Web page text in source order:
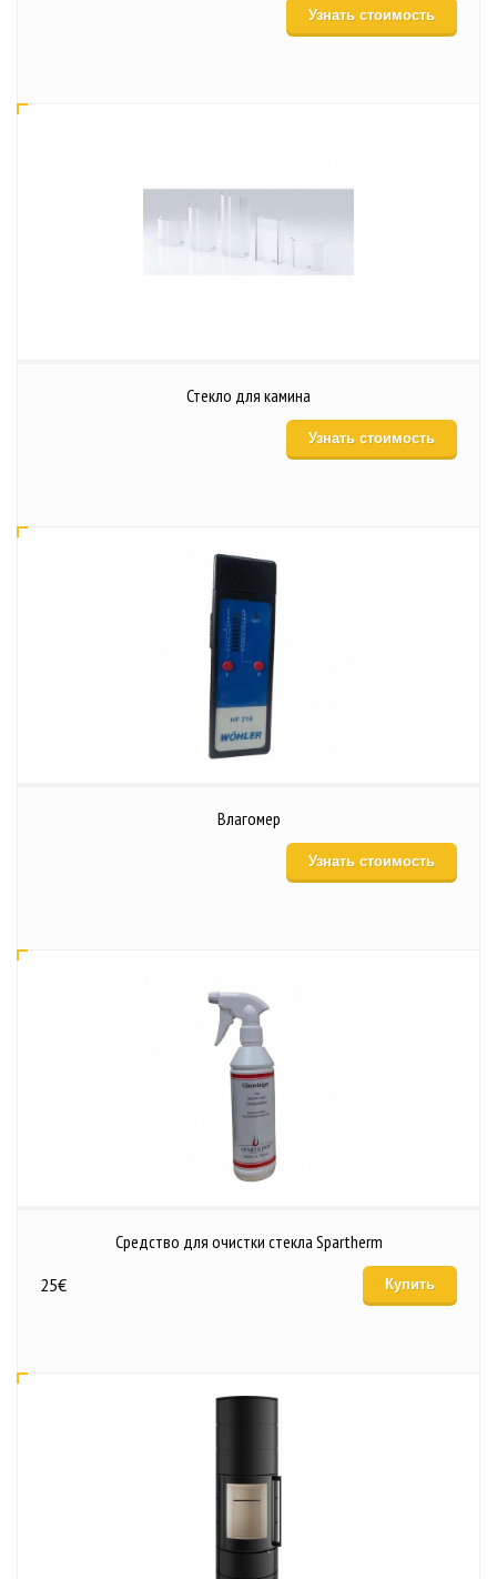
Узнать стоимость
Стекло для камина
Узнать стоимость
Влагомер
Узнать стоимость
Средство для очистки стекла Spartherm
25€ Купить